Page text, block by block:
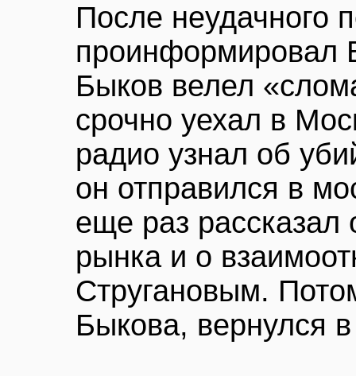
После неудачного
проинформировал
Быков велел
срочно уехал в
радио узнал об
он отправился в
еще раз рассказал
рынка и о
Стругановым.
Быкова, вернулся